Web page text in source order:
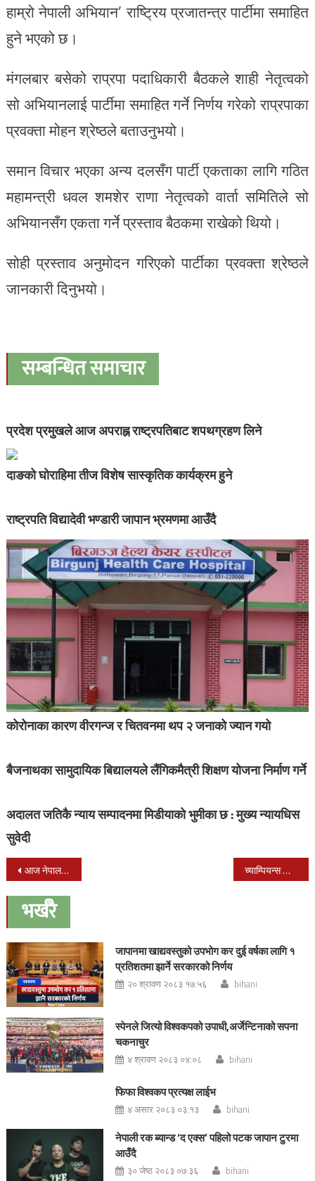
हाम्रो नेपाली अभियान’ राष्ट्रिय प्रजातन्त्र पार्टीमा समाहित
हुने भएको छ।
मंगलबार बसेको राप्रपा पदाधिकारी बैठकले शाही नेतृत्वको
सो अभियानलाई पार्टीमा समाहित गर्ने निर्णय गरेको राप्रपाका
प्रवक्ता मोहन श्रेष्ठले बताउनुभयो।
समान विचार भएका अन्य दलसँग पार्टी एकताका लागि गठित
महामन्त्री धवल शमशेर राणा नेतृत्वको वार्ता समितिले सो
अभियानसँग एकता गर्ने प्रस्ताव बैठकमा राखेको थियो।
सोही प्रस्ताव अनुमोदन गरिएको पार्टीका प्रवक्ता श्रेष्ठले
जानकारी दिनुभयो।
सम्बन्धित समाचार
प्रदेश प्रमुखले आज अपराह्न राष्ट्रपतिबाट शपथग्रहण लिने
दाङको घोराहिमा तीज विशेष सास्कृतिक कार्यक्रम हुने
राष्ट्रपति विद्यादेवी भण्डारी जापान भ्रमणमा आउँदै
कोरोनाका कारण वीरगन्ज र चितवनमा थप २ जनाको ज्यान गयो
बैजनाथका सामुदायिक बिद्यालयले लैंगिकमैत्री शिक्षण योजना निर्माण गर्ने
अदालत जतिकै न्याय सम्पादनमा मिडीयाको भुमीका छ : मुख्य न्यायधिस
सुवेदी
Post
navigation
आज नेपाल र आयरल्यान्डबिच प्रतिस्पर्धा हुने च्याम्पियन्स लिग : आज पिएसजी र रियल म्याड्रिड भिड्ने
भर्खरै
जापानमा खाद्यवस्तुको उपभोग कर दुई वर्षका लागि १
प्रतिशतमा झार्ने सरकारको निर्णय
२० श्रावण २०८३ १७:५६ bihani
स्पेनले जित्यो विश्वकपको उपाधी,अर्जेन्टिनाको सपना
चकनाचुर
४ श्रावण २०८३ ०४:०८ bihani
फिफा विश्वकप प्रत्यक्ष लाईभ
४ असार २०८३ ०३:१३ bihani
नेपाली रक ब्यान्ड ‘द एक्स’ पहिलो पटक जापान टुरमा
आउँदै
३० जेष्ठ २०८३ ०७:३६ bihani